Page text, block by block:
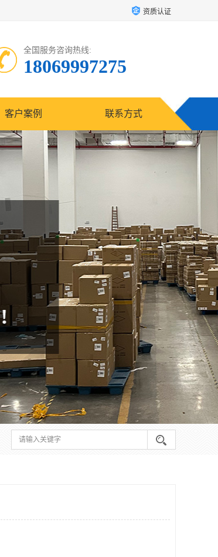
资质认证
全国服务咨询热线:
18069997275
客户案例 联系方式